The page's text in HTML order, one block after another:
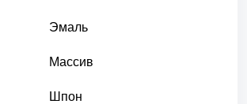
Эмаль
Массив
Шпон